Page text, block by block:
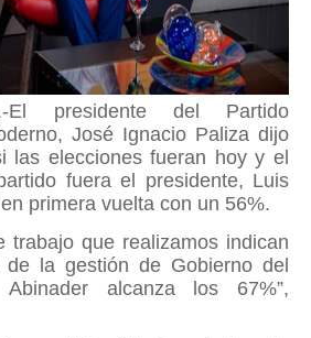
El presidente del Partido
José Ignacio Paliza dijo
las elecciones fueran hoy y el
fuera el presidente, Luis
primera vuelta con un 56%.
trabajo que realizamos indican
la gestión de Gobierno del
alcanza los 67%”,